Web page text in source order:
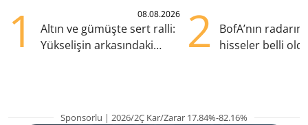
1 08.08.2026
Altın ve gümüşte sert ralli:
Yükselişin arkasındaki
2
BofA’nın
hisseler belli
Sponsorlu | 2026/2Ç Kar/Zarar 17.84%-82.16%